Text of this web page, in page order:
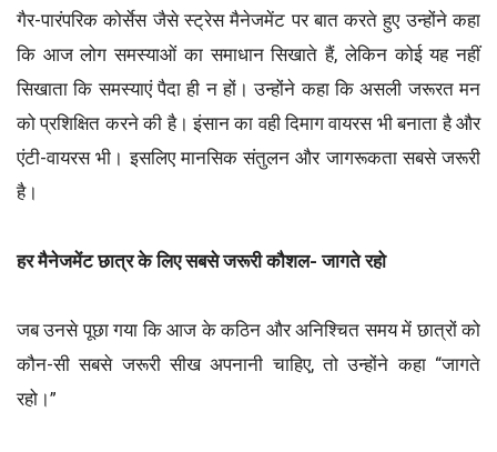
गैर-पारंपरिक कोर्सेस जैसे स्ट्रेस मैनेजमेंट पर बात करते हुए उन्होंने कहा
कि आज लोग समस्याओं का समाधान सिखाते हैं, लेकिन कोई यह नहीं
सिखाता कि समस्याएं पैदा ही न हों। उन्होंने कहा कि असली जरूरत मन
को प्रशिक्षित करने की है। इंसान का वही दिमाग वायरस भी बनाता है और
एंटी-वायरस भी। इसलिए मानसिक संतुलन और जागरूकता सबसे जरूरी
है।
हर मैनेजमेंट छात्र के लिए सबसे जरूरी कौशल- जागते रहो
जब उनसे पूछा गया कि आज के कठिन और अनिश्चित समय में छात्रों को
कौन-सी सबसे जरूरी सीख अपनानी चाहिए, तो उन्होंने कहा “जागते
रहो।”